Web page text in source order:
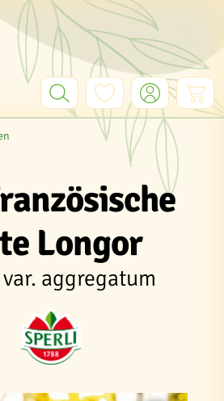
Longor
aggregatum